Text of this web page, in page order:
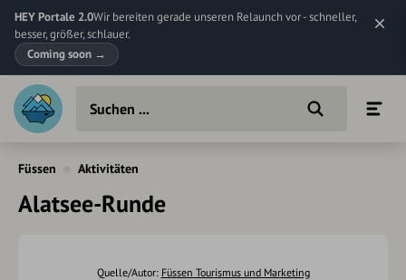
HEY Portale 2.0Wir bereiten gerade unseren Relaunch vor - schneller,
besser, größer, schlauer.
Coming soon →
Füssen Aktivitäten
Alatsee-Runde
Quelle/Autor: Füssen Tourismus und Marketing